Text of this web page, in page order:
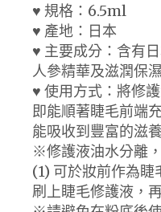
♥ 規格：6.5ml
♥ 產地：日本
♥ 主要成分：含有
人參精華及滋潤保
♥ 使用方式：將修
即能順著睫毛前端
能吸收到豐富的滋
※修護液油水分離
(1) 可於妝前作為
刷上睫毛修護液，